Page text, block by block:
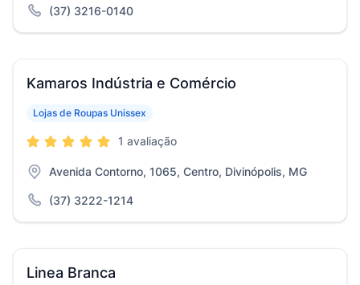
(37) 3216-0140
Kamaros Indústria e Comércio
Lojas de Roupas Unissex
1 avaliação
Avenida Contorno, 1065, Centro, Divinópolis, MG
(37) 3222-1214
Linea Branca